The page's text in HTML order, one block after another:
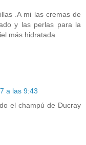
.A mi las cremas de
y las perlas para la
más hidratada
a las 9:43
el champú de Ducray